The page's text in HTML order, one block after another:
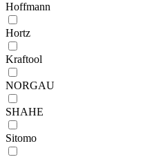
Hoffmann
Hortz
Kraftool
NORGAU
SHAHE
Sitomo